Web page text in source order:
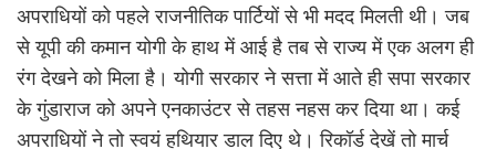
अपराधियों को पहले राजनीतिक पार्टियों से भी मदद मिलती थी। जब
से यूपी की कमान योगी के हाथ में आई है तब से राज्य में एक अलग ही
रंग देखने को मिला है। योगी सरकार ने सत्ता में आते ही सपा सरकार
के गुंडाराज को अपने एनकाउंटर से तहस नहस कर दिया था। कई
अपराधियों ने तो स्वयं हथियार डाल दिए थे। रिकॉर्ड देखें तो मार्च